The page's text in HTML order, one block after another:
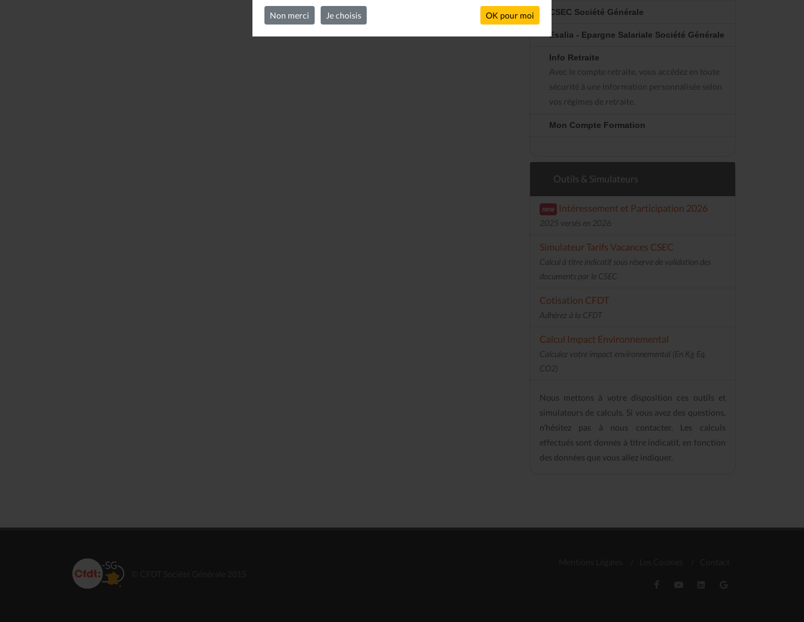
Non merci Je choisis OK pour moi CSEC Société Générale
Esalia - Epargne Salariale Société Générale
Info Retraite
Avec le compte retraite, vous accédez en toute
sécurité à une information personnalisée selon
vos régimes de retraite.
Mon Compte Formation
Outils & Simulateurs
new Intéressement et Participation 2026
2025 versés en 2026
Simulateur Tarifs Vacances CSEC
Calcul à titre indicatif sous réserve de validation des
documents par le CSEC
Cotisation CFDT
Adhérez à la CFDT
Calcul Impact Environnemental
Calculez votre impact environnemental (En Kg Eq.
CO2)
Nous mettons à votre disposition ces outils et
simulateurs de calculs. Si vous avez des questions,
n'hésitez pas à nous contacter. Les calculs
effectués sont donnés à titre indicatif, en fonction
des données que vous allez indiquer.